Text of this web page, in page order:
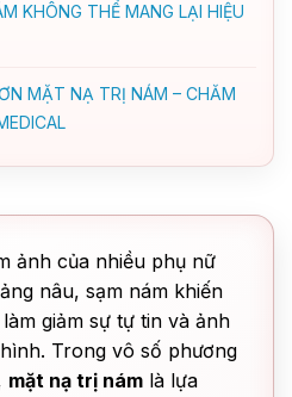
KHÔNG THỂ MANG LẠI HIỆU
MẶT NẠ TRỊ NÁM – CHĂM
ảnh của nhiều phụ nữ
nâu, sạm nám khiến
giảm sự tự tin và ảnh
Trong vô số phương
mặt nạ trị nám là lựa